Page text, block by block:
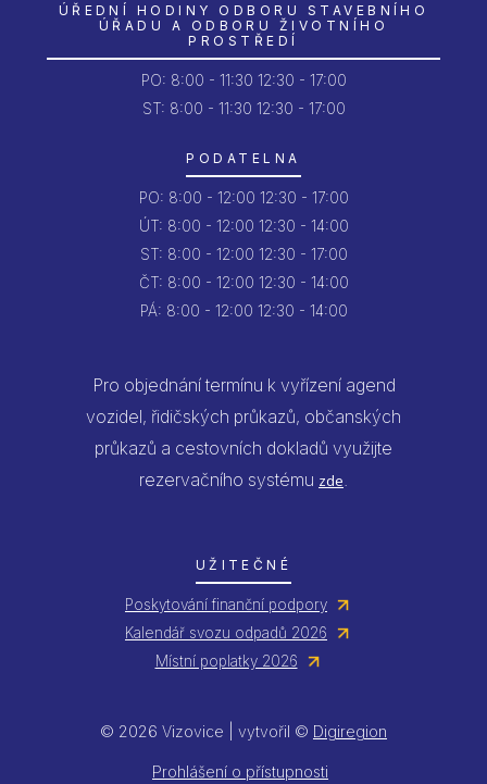
ÚŘEDNÍ HODINY ODBORU STAVEBNÍHO
ÚŘADU A ODBORU ŽIVOTNÍHO
PROSTŘEDÍ
PO: 8:00 - 11:30 12:30 - 17:00
ST: 8:00 - 11:30 12:30 - 17:00
PODATELNA
PO: 8:00 - 12:00 12:30 - 17:00
ÚT: 8:00 - 12:00 12:30 - 14:00
ST: 8:00 - 12:00 12:30 - 17:00
ČT: 8:00 - 12:00 12:30 - 14:00
PÁ: 8:00 - 12:00 12:30 - 14:00
Pro objednání termínu k vyřízení agend
vozidel, řidičských průkazů, občanských
průkazů a cestovních dokladů využijte
rezervačního systému zde.
UŽITEČNÉ
Poskytování finanční podpory
Kalendář svozu odpadů 2026
Místní poplatky 2026
© 2026 Vizovice | vytvořil © Digiregion
Prohlášení o přístupnosti